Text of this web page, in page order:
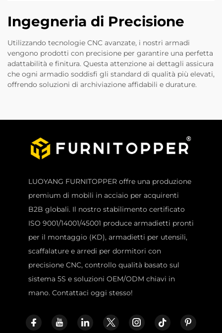
Ingegneria di Precisione
Utilizzando tecnologie CNC avanzate, i nostri armadi
vengono prodotti con precisione per garantire una perfetta
adattabilità e finitura. Questa attenzione ai dettagli assicura
che ogni armadio soddisfi gli standard di qualità più elevati,
offrendo soluzioni di archiviazione affidabili e durature.
LUOYANG FURNITOPPER offre una produzione
premium di mobili in acciaio per acquirenti
B2B globali. Il nostro stabilimento certificato
ISO 9001/14001/45001 produce armadietti pronti
per il montaggio (KD), armadietti per utensili,
scaffalature e arredi per dormitori con
precisione CNC, controllo qualità basato sul
sistema 5S e soluzioni OEM/ODM chiavi in
mano. Contattaci oggi stesso!